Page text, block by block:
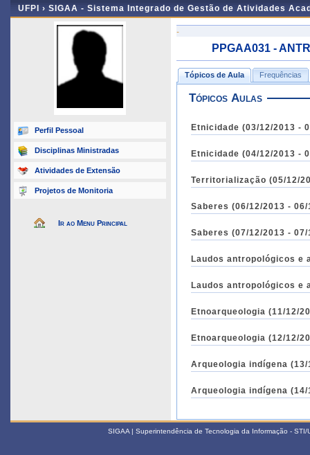
UFPI › SIGAA - Sistema Integrado de Gestão de Atividades
Perfil Pessoal
Disciplinas Ministradas
Atividades de Extensão
Projetos de Monitoria
Ir ao Menu Principal
-
PPGAA031 -
Tópicos de Aula Frequências
Tópicos Aulas
Etnicidade (03/12/2013 -
Etnicidade (04/12/2013 -
Territorialização (05/12/
Saberes (06/12/2013 -
Saberes (07/12/2013 -
Laudos antropológicos e
Laudos antropológicos e
Etnoarqueologia (11/12/
Etnoarqueologia (12/12/
Arqueologia indígena
Arqueologia indígena
SIGAA | Superintendência de Tecnologia da Informação -